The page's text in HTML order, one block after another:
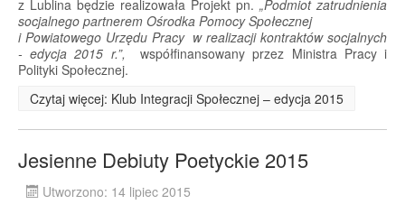
z Lublina będzie realizowała Projekt pn. „Podmiot zatrudnienia
socjalnego partnerem Ośrodka Pomocy Społecznej
i Powiatowego Urzędu Pracy w realizacji kontraktów socjalnych
- edycja 2015 r.”,współfinansowany przez Ministra Pracy i
Polityki Społecznej.
Czytaj więcej: Klub Integracji Społecznej – edycja 2015
Jesienne Debiuty Poetyckie 2015
Utworzono: 14 lipiec 2015